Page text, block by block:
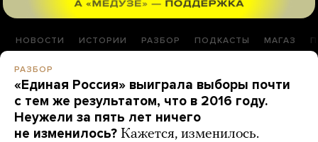
НОВОСТИ ИСТОРИИ РАЗБОР ПОДКАСТЫ МАГАЗ
РАЗБОР
«Единая Россия» выиграла выборы почти
с тем же результатом, что в 2016 году.
Неужели за пять лет ничего
не изменилось? Кажется, изменилось.